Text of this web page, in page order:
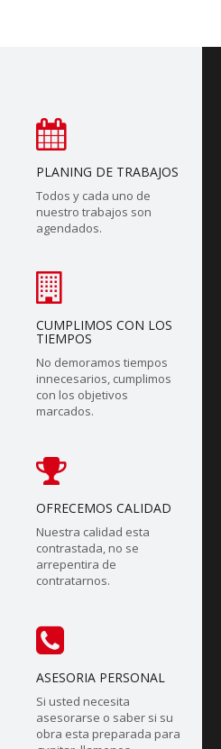
PLANING DE TRABAJOS
Todos y cada uno de
nuestro trabajos son
agendados.
CUMPLIMOS CON LOS
TIEMPOS
No demoramos tiempos
innecesarios, cumplimos
con los objetivos
marcados.
OFRECEMOS CALIDAD
Nuestra calidad esta
contrastada, no se
arrepentira de
contratarnos.
ASESORIA PERSONAL
Si usted necesita
asesorarse o saber si su
obra esta preparada para